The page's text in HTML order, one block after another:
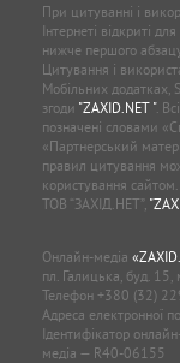
При цитуванні і
Інтернеті відкриті
нижче першого
Цитування і
Мобільних
згоди "ZAXID.NET ".
позначені словами
«Партнерський
правил цитування
користування
ТОВ “ЗАХІД.НЕТ”,
Онлайн-медіа
пл. Галицька, буд.
Телефон +380 (32)
Адреса електронної
Ідентифікатор
медіа — R40-06155